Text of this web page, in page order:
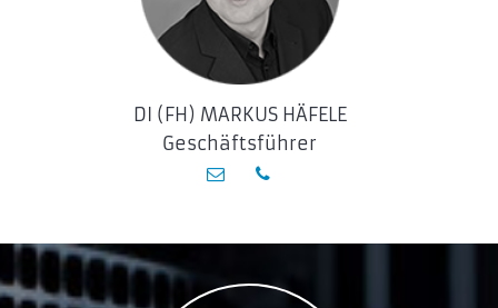
DI (FH) MARKUS HÄFELE
Geschäftsführer